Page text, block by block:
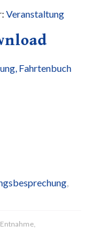
Veranstaltung
Fahrtenbuch
,
Entnahme